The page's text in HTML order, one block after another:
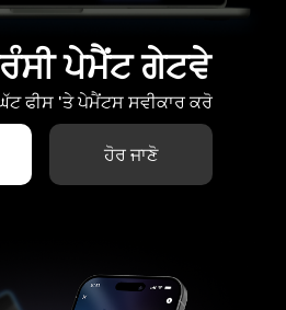
ਪੇਮੈਂਟ ਗੇਟਵੇ
ਫੀਸ 'ਤੇ ਪੇਮੈਂਟਸ ਸਵੀਕਾਰ ਕਰੋ
ਹੋਰ ਜਾਣੋ